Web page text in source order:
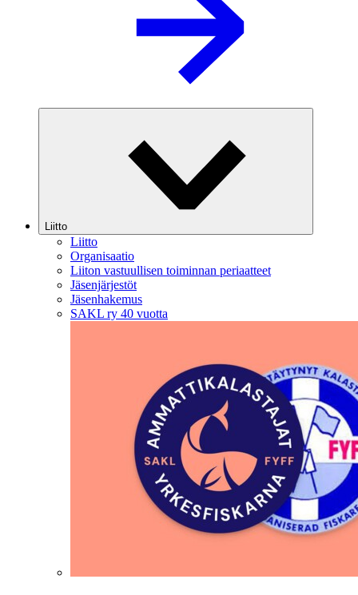
Liitto
Liitto
Organisaatio
Liiton vastuullisen toiminnan periaatteet
Jäsenjärjestöt
Jäsenhakemus
SAKL ry 40 vuotta